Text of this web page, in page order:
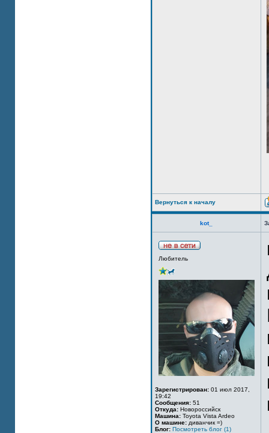
Вернуться к началу
kot_
Любитель
Зарегистрирован: 01 июл 2017,
19:42
Сообщения: 51
Откуда: Новороссийск
Машина: Toyota Vista Ardeo
О машине: диванчик =)
Блог: Посмотреть блог (1)